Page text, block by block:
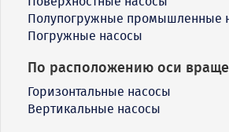
Полупогружные промышленные
Погружные насосы
По расположению оси
Горизонтальные насосы
Вертикальные насосы